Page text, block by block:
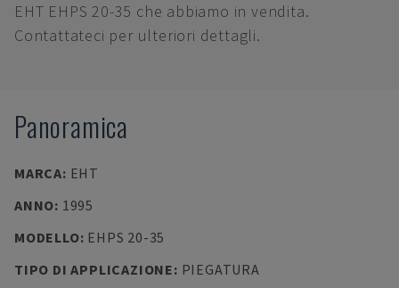
EHT EHPS 20-35 che abbiamo in vendita.
Contattateci per ulteriori dettagli.
Panoramica
MARCA: EHT
ANNO: 1995
MODELLO: EHPS 20-35
TIPO DI APPLICAZIONE: PIEGATURA